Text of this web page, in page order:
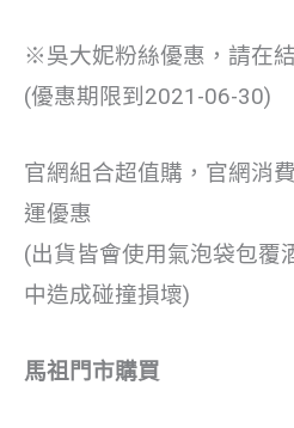
※吳大妮粉絲優惠，請在
(優惠期限到2021-06-30)
官網組合超值購，官網消
運優惠
(出貨皆會使用氣泡袋包覆
中造成碰撞損壞)
馬祖門市購買